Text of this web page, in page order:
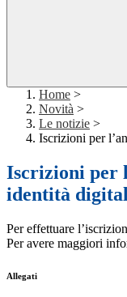
Home >
Novità >
Le notizie >
Iscrizioni per
Iscrizioni per
identità
Per effettuare
Per avere maggiori
Allegati